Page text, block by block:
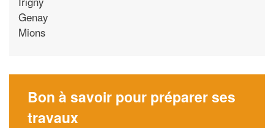
Genay
Mions
Bon à savoir pour préparer ses
travaux